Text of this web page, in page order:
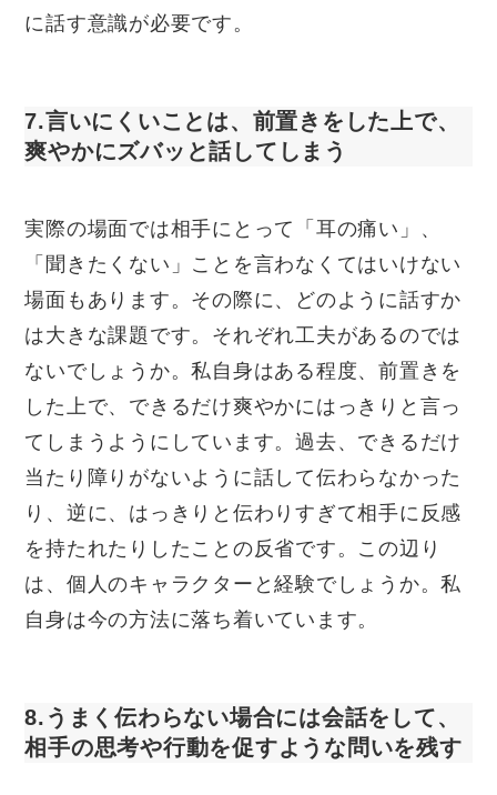
に話す意識が必要です。
7.言いにくいことは、前置きをした上で、
爽やかにズバッと話してしまう
実際の場面では相手にとって「耳の痛い」、
「聞きたくない」ことを言わなくてはいけない
場面もあります。その際に、どのように話すか
は大きな課題です。それぞれ工夫があるのでは
ないでしょうか。私自身はある程度、前置きを
した上で、できるだけ爽やかにはっきりと言っ
てしまうようにしています。過去、できるだけ
当たり障りがないように話して伝わらなかった
り、逆に、はっきりと伝わりすぎて相手に反感
を持たれたりしたことの反省です。この辺り
は、個人のキャラクターと経験でしょうか。私
自身は今の方法に落ち着いています。
8.うまく伝わらない場合には会話をして、
相手の思考や行動を促すような問いを残す